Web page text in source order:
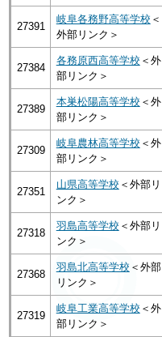
27391
岐阜各務野高等学校 ＜
外部リンク＞
27384
各務原西高等学校 ＜外
部リンク＞
27389
本巣松陽高等学校 ＜外
部リンク＞
27309
岐阜農林高等学校 ＜外
部リンク＞
27351
山県高等学校 ＜外部リ
ンク＞
27318
羽島高等学校 ＜外部リ
ンク＞
27368
羽島北高等学校 ＜外部
リンク＞
27319
岐阜工業高等学校 ＜外
部リンク＞